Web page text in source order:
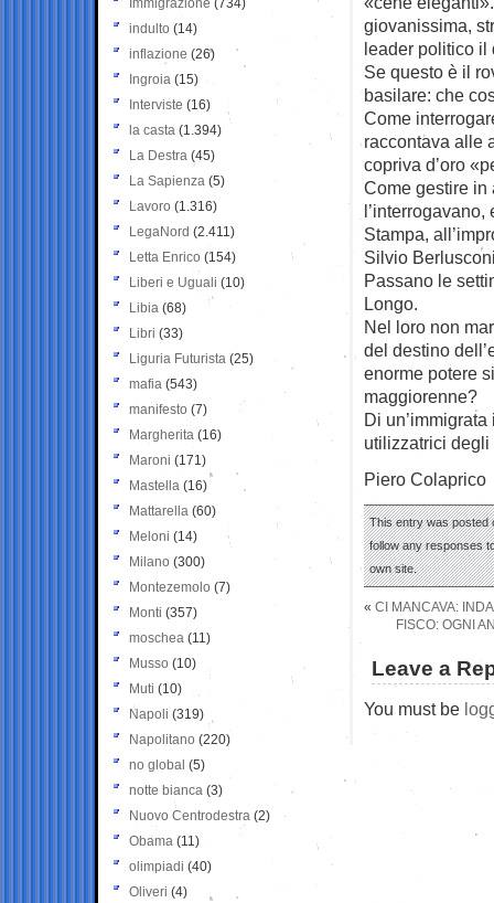
giovanissima,
leader politico il
Se questo è il
basilare: che
Come
raccontava alle
copriva d’oro
Come gestire in
Stampa,
Silvio
Passano le
Longo.
Nel loro non
del destino
enorme potere
maggiorenne?
Di
utilizzatrici
Piero Colaprico
This entry was posted
follow any responses
own site.
« CI MANCAVA:
FISCO: OGNI
Leave a
You must be
Immigrazione (734)
indulto (14)
inflazione (26)
Ingroia (15)
Interviste (16)
la casta (1.394)
La Destra (45)
La Sapienza (5)
Lavoro (1.316)
LegaNord (2.411)
Letta Enrico (154)
Liberi e Uguali (10)
Libia (68)
Libri (33)
Liguria Futurista (25)
mafia (543)
manifesto (7)
Margherita (16)
Maroni (171)
Mastella (16)
Mattarella (60)
Meloni (14)
Milano (300)
Montezemolo (7)
Monti (357)
moschea (11)
Musso (10)
Muti (10)
Napoli (319)
Napolitano (220)
no global (5)
notte bianca (3)
Nuovo Centrodestra (2)
Obama (11)
olimpiadi (40)
Oliveri (4)